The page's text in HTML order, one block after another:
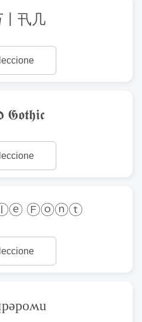
丨卂几
𝕲𝖔𝖙𝖍𝖎𝖈
Ⓕⓞⓝⓣ